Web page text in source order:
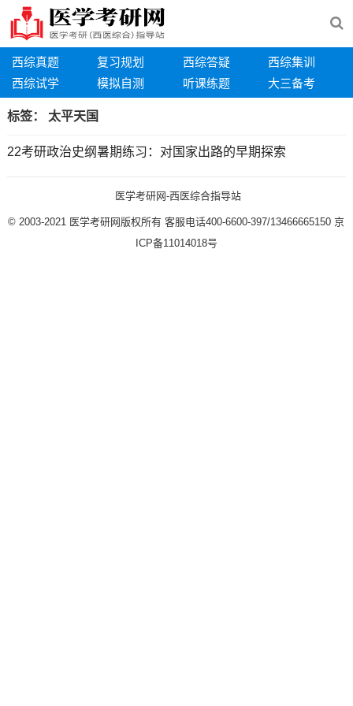
西综真题 复习规划 西综答疑
西综集训
西综试学
模拟自测 听课练题 大三备考
标签： 太平天国
22考研政治史纲暑期练习：对国家出路的早期探索
医学考研网-西医综合指导站
© 2003-2021 医学考研网版权所有 客服电话400-6600-397/13466665150 京
ICP备11014018号